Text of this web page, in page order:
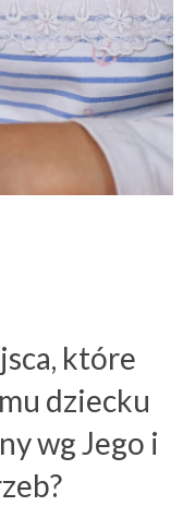
ASQ21
które
dziecku
wg Jego i